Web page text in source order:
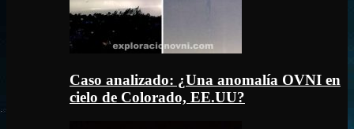
Caso analizado: ¿Una anomalía OVNI en
cielo de Colorado, EE.UU?